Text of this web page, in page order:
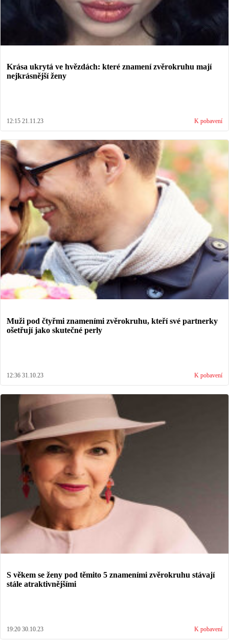
Krása ukrytá ve hvězdách: které znamení zvěrokruhu mají
nejkrásnější ženy
12:15 21.11.23 K pobavení
Muži pod čtyřmi znameními zvěrokruhu, kteří své partnerky
ošetřují jako skutečné perly
12:36 31.10.23 K pobavení
S věkem se ženy pod těmito 5 znameními zvěrokruhu stávají
stále atraktivnějšími
19:20 30.10.23 K pobavení